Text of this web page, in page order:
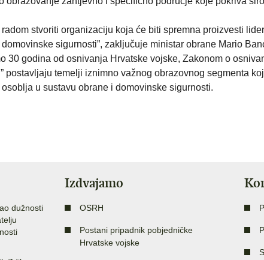
stvoriti organizaciju koja će biti spremna proizvesti
sigurnosti”, zaključuje ministar obrane Mario
30 godina od osnivanja Hrvatske vojske, Zakonom o
postavljaju temelji iznimno važnog obrazovnog segmenta
u sustavu obrane i domovinske sigurnosti.
dužnosti
Izdvajamo
OSRH
Postani pripadnik pobjedničke
Hrvatske vojske